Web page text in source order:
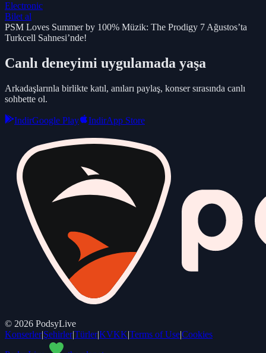
Electronic
Bilet al
PSM Loves Summer by 100% Müzik: The Prodigy 7 Ağustos’ta
Turkcell Sahnesi’nde!
Canlı deneyimi uygulamada yaşa
Arkadaşlarınla birlikte katıl, anıları paylaş, konser sırasında canlı
sohbette ol.
IndirGoogle Play IndirApp Store
© 2026 PodsyLive
Konserler|Şehirler|Türler|KVKK|Terms of Use|Cookies